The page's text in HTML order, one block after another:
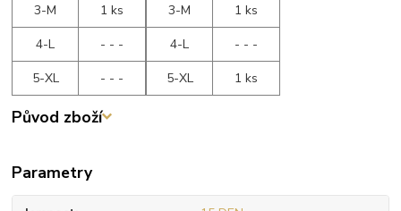
3-M
1 ks
4-L
- - -
5-XL
- - -
3-M
1 ks
4-L
- - -
5-XL
1 ks
Původ zboží
Parametry